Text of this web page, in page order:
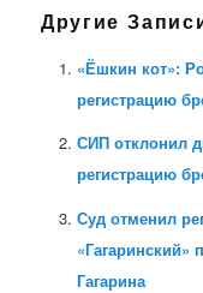
Другие
«Ёшкин кот»:
регистрацию
СИП отклонил
регистрацию
Суд отменил
Гагарина